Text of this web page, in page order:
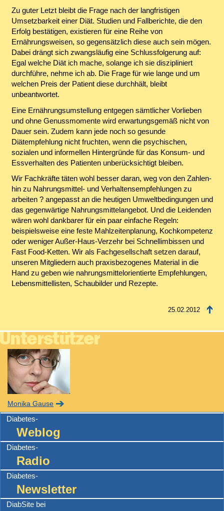
Zu guter Letzt bleibt die Frage nach der langfristigen
Umsetzbarkeit einer Diät. Studien und Fallberichte, die den
Erfolg bestätigen, existieren für eine Reihe von
Ernährungsweisen, so gegensätzlich diese auch sein mögen.
Dabei drängt sich zwangsläufig eine Schlussfolgerung auf:
Egal welche Diät ich mache, solange ich sie diszipliniert
durchführe, nehme ich ab. Die Frage für wie lange und um
welchen Preis der Patient diese durchhält, bleibt
unbeantwortet.
Eine Ernährungsumstellung entgegen sämtlicher Vorlieben
und ohne Genussmomente wird erwartungsgemäß nicht von
Dauer sein. Zudem kann jede noch so gesunde
Diätempfehlung nicht fruchten, wenn die psychischen,
sozialen und informellen Hintergründe für das Konsum- und
Essverhalten des Patienten unberücksichtigt bleiben.
Wir Fachkräfte täten wohl besser daran, weg von den Zahlen-
hin zu Nahrungsmittel- und Verhaltensempfehlungen zu
arbeiten ? angepasst an die heutigen Umweltbedingungen und
das gegenwärtige Nahrungsmittelangebot. Und die Leidenden
wären wohl dankbarer für ein paar einfache Regeln:
beispielsweise eine feste Mahlzeitenplanung, Kochkompetenz
oder weniger Außer-Haus-Verzehr bei Schnellimbissen und
Fast Food-Ketten. Wir als Fachgesellschaft setzen darauf,
unseren Mitgliedern auch praxisbezogenes Material in die
Hand zu geben wie nahrungsmittelorientierte Empfehlungen,
Lebensmittellisten, Schaubilder und Rezepte.
25.02.2012
Monika Gause
Diabetes-
Weblog
Diabetes-
Radio
Diabetes-
Newsletter
DiabSite bei